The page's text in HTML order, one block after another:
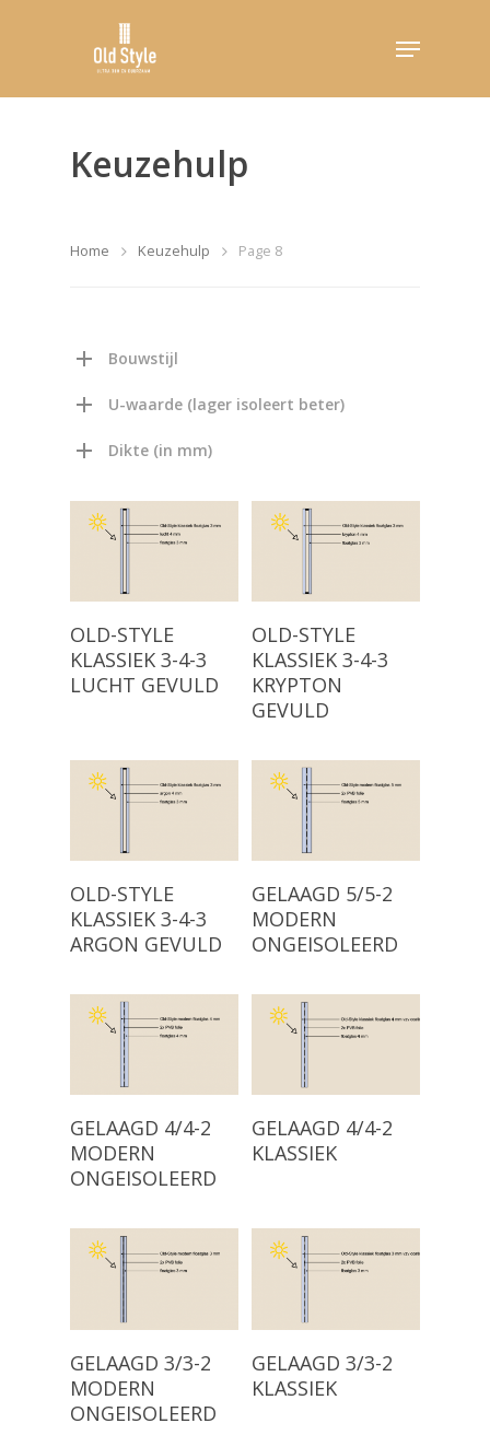
Keuzehulp
Home Keuzehulp Page 8
Bouwstijl
U-waarde (lager isoleert beter)
Dikte (in mm)
Read More
OLD-STYLE
KLASSIEK 3-4-3
LUCHT GEVULD
Read More
OLD-STYLE
KLASSIEK 3-4-3
KRYPTON
GEVULD
Read More
OLD-STYLE
KLASSIEK 3-4-3
ARGON GEVULD
Read More
GELAAGD 5/5-2
MODERN
ONGEISOLEERD
Read More
GELAAGD 4/4-2
MODERN
ONGEISOLEERD
Read More
GELAAGD 4/4-2
KLASSIEK
GELAAGD 3/3-2
MODERN
ONGEISOLEERD
GELAAGD 3/3-2
KLASSIEKMonumentaal
Keuzehulp